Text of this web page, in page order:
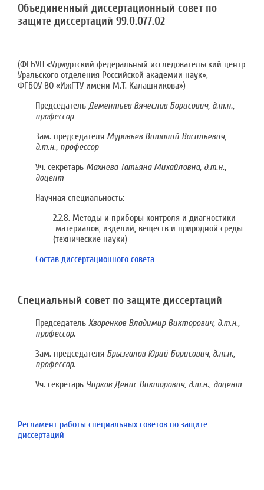
Объединенный диссертационный совет по
защите диссертаций 99.0.077.02
(ФГБУН «Удмуртский федеральный исследовательский центр
Уральского отделения Российской академии наук»,
ФГБОУ ВО «ИжГТУ имени М.Т. Калашникова»)
Председатель Дементьев Вячеслав Борисович, д.т.н.,
профессор
Зам. председателя Муравьев Виталий Васильевич,
д.т.н., профессор
Уч. секретарь Махнева Татьяна Михайловна, д.т.н.,
доцент
Научная специальность:
2.2.8. Методы и приборы контроля и диагностики
материалов, изделий, веществ и природной среды
(технические науки)
Состав диссертационного совета
Специальный совет по защите диссертаций
Председатель Хворенков Владимир Викторович, д.т.н.,
профессор.
Зам. председателя Брызгалов Юрий Борисович, д.т.н.,
профессор.
Уч. секретарь Чирков Денис Викторович, д.т.н., доцент
Регламент работы специальных советов по защите
диссертаций